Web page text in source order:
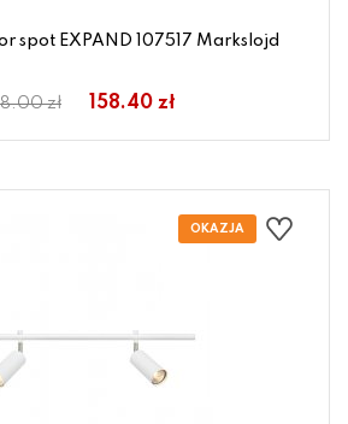
spot EXPAND 107517 Markslojd
zł 158.40 zł